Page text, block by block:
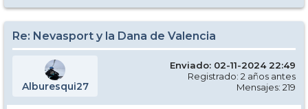
Re: Nevasport y la Dana de Valencia
Alburesqui27
Enviado: 02-11-2024 22:49
Registrado: 2 años antes
Mensajes: 219